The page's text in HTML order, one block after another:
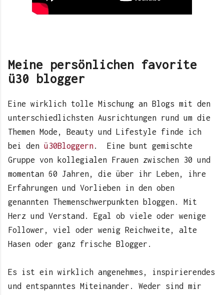
Meine persönlichen favorite
ü30 blogger
Eine wirklich tolle Mischung an Blogs mit den
unterschiedlichsten Ausrichtungen rund um die
Themen Mode, Beauty und Lifestyle finde ich
bei den ü30Bloggern. Eine bunt gemischte
Gruppe von kollegialen Frauen zwischen 30 und
momentan 60 Jahren, die über ihr Leben, ihre
Erfahrungen und Vorlieben in den oben
genannten Themenschwerpunkten bloggen. Mit
Herz und Verstand. Egal ob viele oder wenige
Follower, viel oder wenig Reichweite, alte
Hasen oder ganz frische Blogger.
Es ist ein wirklich angenehmes, inspirierendes
und entspanntes Miteinander. Weder sind mir